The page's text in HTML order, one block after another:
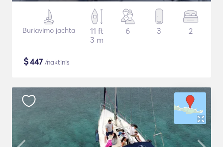
Buriavimo jachta
11 ft
3 m
6 3 2
$447 /naktinis